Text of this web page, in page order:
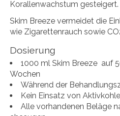
Korallenwachstum gesteigert.
Skim Breeze vermeidet die
wie Zigarettenrauch sowie
Dosierung
1000 ml Skim Breeze auf
Wochen
Während der
Kein Einsatz von
Alle vorhandenen Beläge